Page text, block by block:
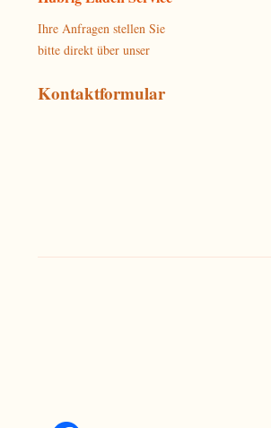
Ihre Anfragen stellen Sie
bitte direkt über unser
Kontaktformular